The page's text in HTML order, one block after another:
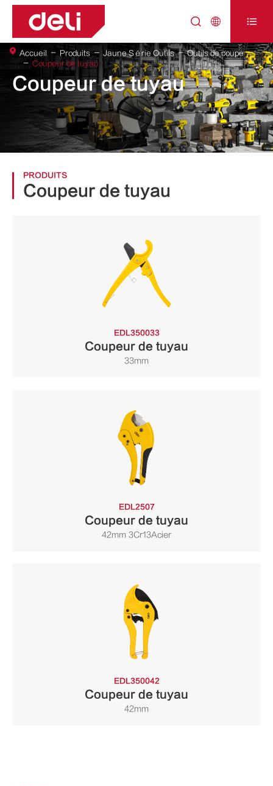
  
Coupeur de tuyau
Accueil Produits Jaune Série Outils
Outils de coupe
Coupeur de tuyau
PRODUITS
Coupeur de tuyau
EDL350033
Coupeur de tuyau
33mm
EDL2507
Coupeur de tuyau
42mm 3Cr13Acier
EDL350042
Coupeur de tuyau
42mm